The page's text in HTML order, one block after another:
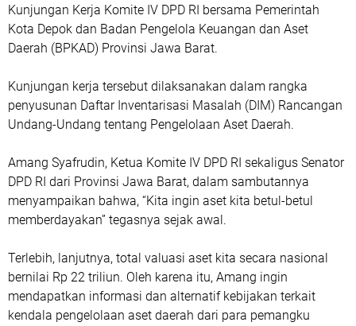
Kunjungan Kerja Komite IV DPD RI bersama Pemerintah
Kota Depok dan Badan Pengelola Keuangan dan Aset
Daerah (BPKAD) Provinsi Jawa Barat.
Kunjungan kerja tersebut dilaksanakan dalam rangka
penyusunan Daftar Inventarisasi Masalah (DIM) Rancangan
Undang-Undang tentang Pengelolaan Aset Daerah.
Amang Syafrudin, Ketua Komite IV DPD RI sekaligus Senator
DPD RI dari Provinsi Jawa Barat, dalam sambutannya
menyampaikan bahwa, “Kita ingin aset kita betul-betul
memberdayakan” tegasnya sejak awal.
Terlebih, lanjutnya, total valuasi aset kita secara nasional
bernilai Rp 22 triliun. Oleh karena itu, Amang ingin
mendapatkan informasi dan alternatif kebijakan terkait
kendala pengelolaan aset daerah dari para pemangku